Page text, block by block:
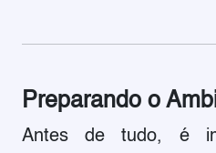
Preparando o
Antes de tudo, é